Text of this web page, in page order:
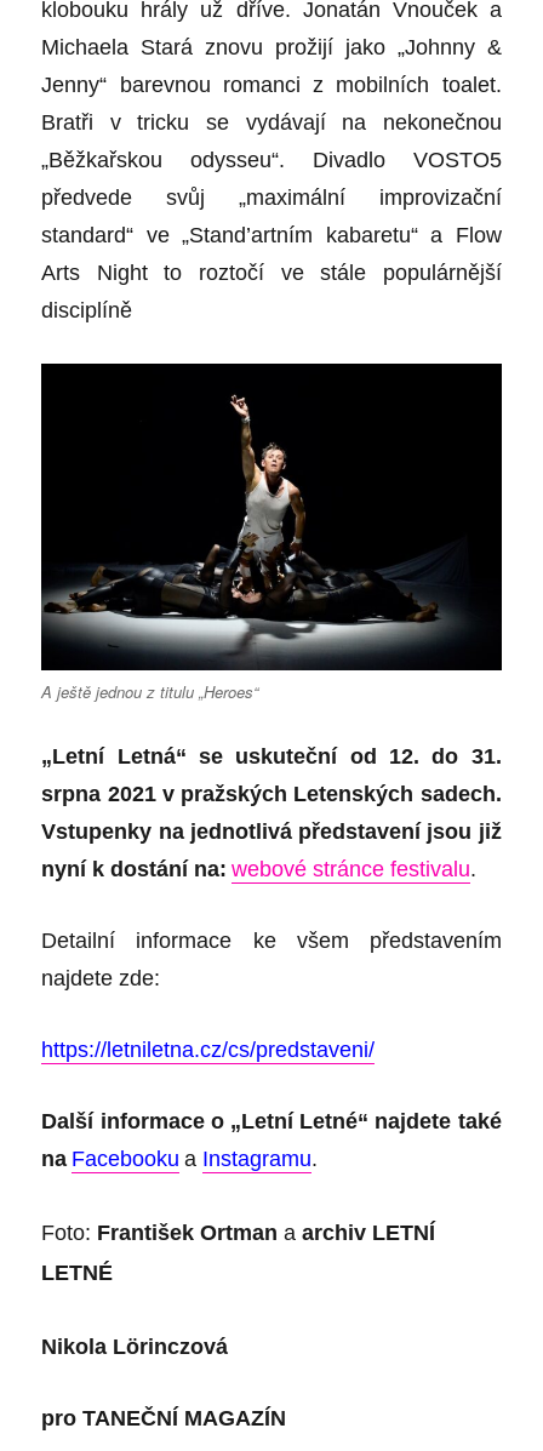
klobouku hrály už dříve. Jonatán Vnouček a
Michaela Stará znovu prožijí jako „Johnny &
Jenny“ barevnou romanci z mobilních toalet.
Bratři v tricku se vydávají na nekonečnou
„Běžkařskou odysseu“. Divadlo VOSTO5
předvede svůj „maximální improvizační
standard“ ve „Stand’artním kabaretu“ a Flow
Arts Night to roztočí ve stále populárnější
disciplíně
A ještě jednou z titulu „Heroes“
„Letní Letná“ se uskuteční od 12. do 31.
srpna 2021 v pražských Letenských sadech.
Vstupenky na jednotlivá představení jsou již
nyní k dostání na: webové stránce festivalu.
Detailní informace ke všem představením
najdete zde:
https://letniletna.cz/cs/predstaveni/
Další informace o „Letní Letné“ najdete také
na Facebooku a Instagramu.
Foto: František Ortmana archiv LETNÍ
LETNÉ
Nikola Lörinczová
proTANEČNÍ MAGAZÍN